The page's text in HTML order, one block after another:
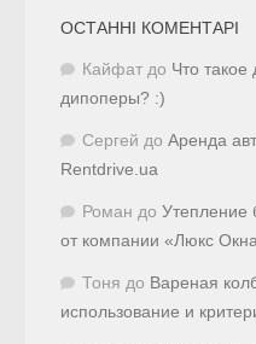
ОСТАННІ КОМЕНТАРІ
Кайфат до Что такое
дипоперы? :)
Сергей до Аренда
Rentdrive.ua
Роман до Утепление
от компании «Люкс
Тоня до Вареная
использование и